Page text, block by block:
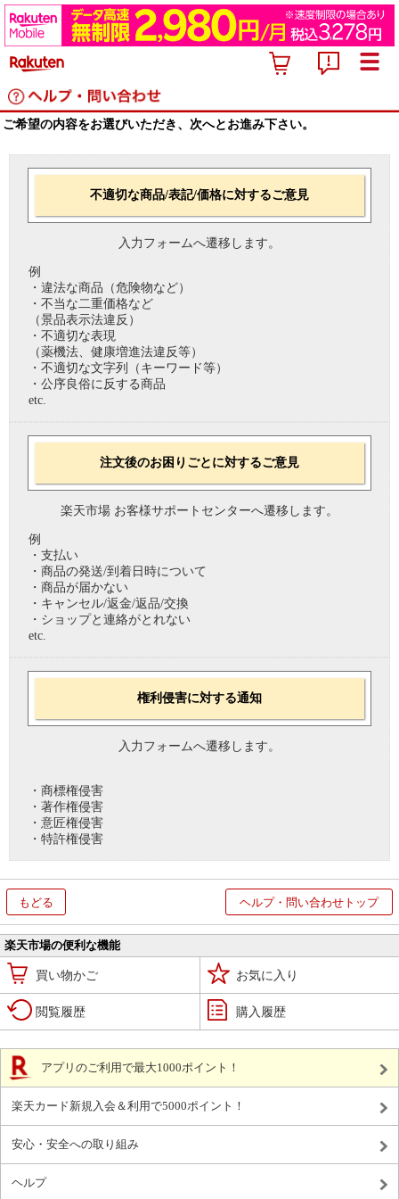
ご希望の内容をお選びいただき、次へとお進み下さい。
不適切な商品/表記/価格に対するご意見
入力フォームへ遷移します。
例
・違法な商品（危険物など）
・不当な二重価格など
（景品表示法違反）
・不適切な表現
（薬機法、健康増進法違反等）
・不適切な文字列（キーワード等）
・公序良俗に反する商品
etc.
注文後のお困りごとに対するご意見
楽天市場 お客様サポートセンターへ遷移します。
例
・支払い
・商品の発送/到着日時について
・商品が届かない
・キャンセル/返金/返品/交換
・ショップと連絡がとれない
etc.
権利侵害に対する通知
入力フォームへ遷移します。
・商標権侵害
・著作権侵害
・意匠権侵害
・特許権侵害
もどる ヘルプ・問い合わせトップ
楽天市場の便利な機能
買い物かご お気に入り
閲覧履歴 購入履歴
アプリのご利用で最大1000ポイント！
楽天カード新規入会＆利用で5000ポイント！
安心・安全への取り組み
ヘルプ